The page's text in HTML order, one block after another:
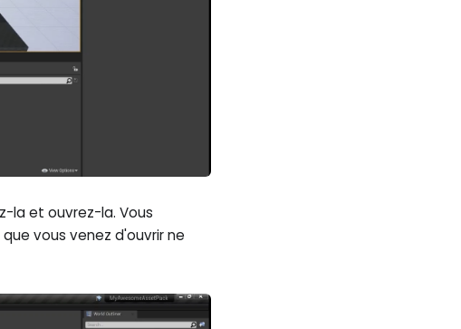
la et ouvrez-la. Vous
vous venez d'ouvrir ne